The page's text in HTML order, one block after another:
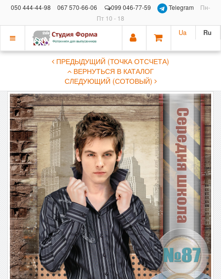
050 444-44-98 067 570-66-06 099 046-77-59 Telegram
Пн-
Пт 10 - 18
Показать
Ua Ru
ПРЕДЫДУЩИЙ (ТОЧКА ОТСЧЕТА)
ВЕРНУТЬСЯ В КАТАЛОГ
СЛЕДУЮЩИЙ (СОТОВЫЙ)